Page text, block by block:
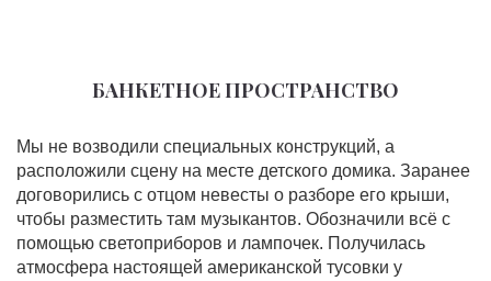
БАНКЕТНОЕ ПРОСТРАНСТВО
Мы не возводили специальных конструкций, а
расположили сцену на месте детского домика. Заранее
договорились с отцом невесты о разборе его крыши,
чтобы разместить там музыкантов. Обозначили всё с
помощью светоприборов и лампочек. Получилась
атмосфера настоящей американской тусовки у